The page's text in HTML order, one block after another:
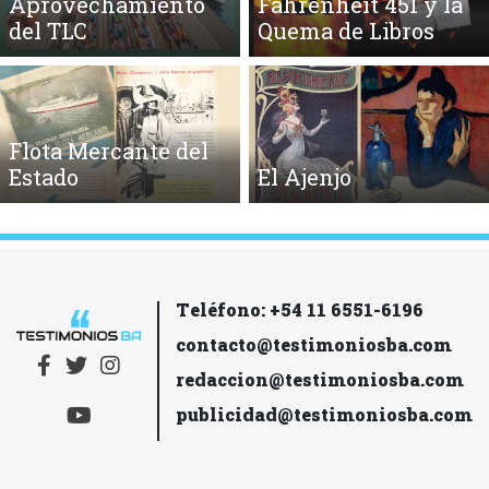
del TLC
Quema de Libros
Flota Mercante del
Estado
El Ajenjo
Teléfono: +54 11 6551-6196
contacto@testimoniosba.com
redaccion@testimoniosba.com
publicidad@testimoniosba.com